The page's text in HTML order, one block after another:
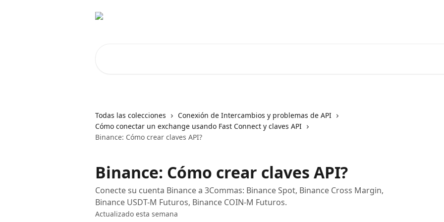
Todas las colecciones
Conexión de Intercambios y problemas de API
Cómo conectar un exchange usando Fast Connect y claves API
Binance: Cómo crear claves API?
Binance: Cómo crear claves API?
Conecte su cuenta Binance a 3Commas: Binance Spot, Binance Cross Margin,
Binance USDT-M Futuros, Binance COIN-M Futuros.
Actualizado esta semana